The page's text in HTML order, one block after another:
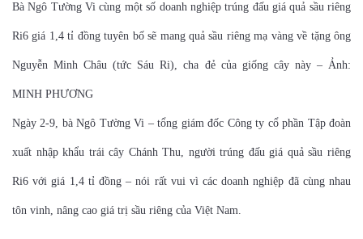
Bà Ngô Tường Vi cùng một số doanh nghiệp trúng đấu giá quả sầu riêng
Ri6 giá 1,4 tỉ đồng tuyên bố sẽ mang quả sầu riêng mạ vàng về tặng ông
Nguyễn Minh Châu (tức Sáu Ri), cha đẻ của giống cây này – Ảnh:
MINH PHƯƠNG
Ngày 2-9, bà Ngô Tường Vi – tổng giám đốc Công ty cổ phần Tập đoàn
xuất nhập khẩu trái cây Chánh Thu, người trúng đấu giá quả sầu riêng
Ri6 với giá 1,4 tỉ đồng – nói rất vui vì các doanh nghiệp đã cùng nhau
tôn vinh, nâng cao giá trị sầu riêng của Việt Nam.